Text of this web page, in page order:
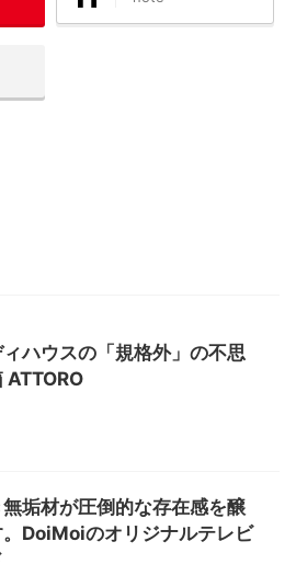
ィハウスの「規格外」の不思
ATTORO
垢材が圧倒的な存在感を醸
。DoiMoiのオリジナルテレビ